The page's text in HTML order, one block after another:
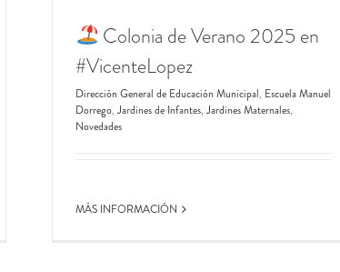
Colonia de Verano 2025 en
#VicenteLopez
Dirección General de Educación Municipal, Escuela Manuel
Dorrego, Jardines de Infantes, Jardines Maternales,
Novedades
MÁS INFORMACIÓN